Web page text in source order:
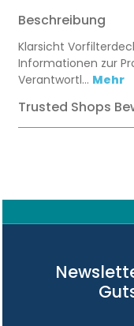
Beschreibung
Klarsicht
Informationen zur
Verantwortl… Mehr
Trusted Shops